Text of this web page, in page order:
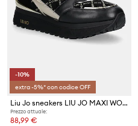
-10%
extra -5%* con codice OFF
Liu Jo sneakers LIU JO MAXI WONDER 91
Prezzo attuale:
88,99 €